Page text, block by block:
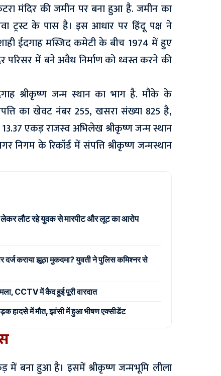
मंदिर की जमीन पर बना हुआ है. जमीन का
ट्रस्ट के पास है। इस आधार पर हिंदू पक्ष ने
ईदगाह मस्जिद कमेटी के बीच 1974 में हुए
परिसर में बने अवैध निर्माण को ध्वस्त करने की
श्रीकृष्ण जन्म स्थान का भाग है. मौके के
का खेवट नंबर 255, खसरा संख्या 825 है,
एकड़ राजस्व अभिलेख श्रीकृष्ण जन्म स्थान
के रिकॉर्ड में संपत्ति श्रीकृष्ण जन्मस्थान
लेकर लौट रहे युवक से मारपीट और लूट का आरोप
दर्ज कराया झूठा मुकदमा? युवती ने पुलिस कमिश्नर से
CCTV में कैद हुई पूरी वारदात
हादसे में मौत, झांसी में हुआ भीषण एक्सीडेंट
में बना हुआ है। इसमें श्रीकृष्ण जन्मभूमि लीला